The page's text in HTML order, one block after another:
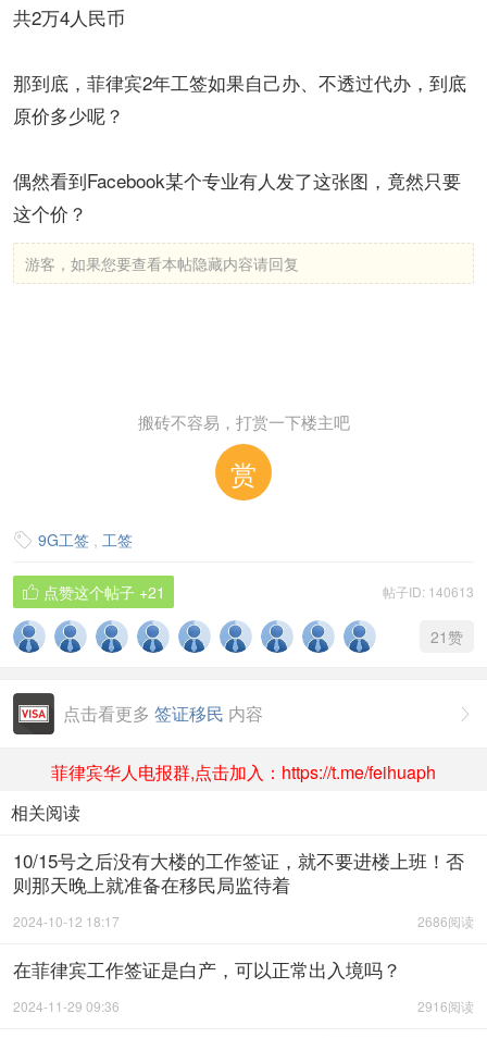
共2万4人民币
那到底，菲律宾2年工签如果自己办、不透过代办，到底
原价多少呢？
偶然看到Facebook某个专业有人发了这张图，竟然只要
这个价？
游客，如果您要查看本帖隐藏内容请回复
搬砖不容易，打赏一下楼主吧
赏
 9G工签 , 工签
帖子ID: 140613
 点赞这个帖子 +21
21赞

点击看更多 签证移民 内容
菲律宾华人电报群,点击加入：https://t.me/feihuaph
相关阅读
10/15号之后没有大楼的工作签证，就不要进楼上班！否
则那天晚上就准备在移民局监待着
2686阅读
2024-10-12 18:17
在菲律宾工作签证是白产，可以正常出入境吗？
2916阅读
2024-11-29 09:36